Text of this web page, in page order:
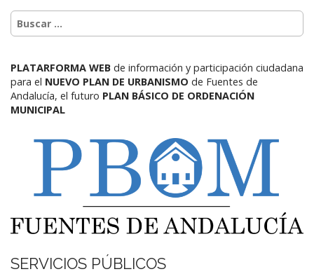
PLATARFORMA WEB de información y participación ciudadana
para el NUEVO PLAN DE URBANISMO de Fuentes de
Andalucía, el futuro PLAN BÁSICO DE ORDENACIÓN
MUNICIPAL
SERVICIOS PÚBLICOS